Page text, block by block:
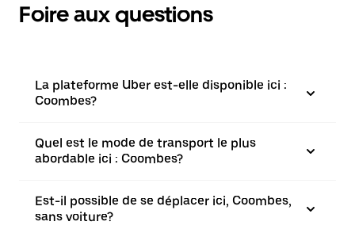
Foire aux questions
La plateforme Uber est-elle disponible ici :
Coombes?
Quel est le mode de transport le plus
abordable ici : Coombes?
Est-il possible de se déplacer ici, Coombes,
sans voiture?